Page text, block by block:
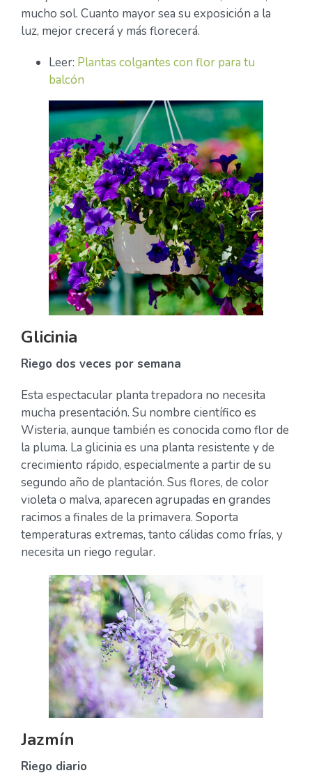
mucho sol. Cuanto mayor sea su exposición a la
luz, mejor crecerá y más florecerá.
Leer: Plantas colgantes con flor para tu
balcón
Glicinia
Riego dos veces por semana
Esta espectacular planta trepadora no necesita
mucha presentación. Su nombre científico es
Wisteria, aunque también es conocida como flor de
la pluma. La glicinia es una planta resistente y de
crecimiento rápido, especialmente a partir de su
segundo año de plantación. Sus flores, de color
violeta o malva, aparecen agrupadas en grandes
racimos a finales de la primavera. Soporta
temperaturas extremas, tanto cálidas como frías, y
necesita un riego regular.
Jazmín
Riego diario